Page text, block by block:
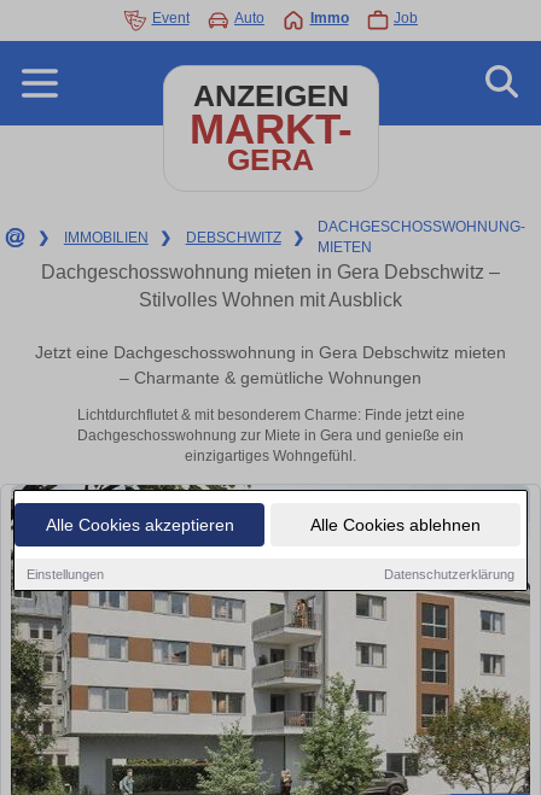
Alle Cookies akzeptieren Alle Cookies ablehnen
Einstellungen Datenschutzerklärung
Event Auto Immo Job
ANZEIGEN
MARKT-
GERA
❯ IMMOBILIEN ❯ DEBSCHWITZ ❯
DACHGESCHOSSWOHNUNG-
MIETEN
Dachgeschosswohnung mieten in Gera Debschwitz –
Stilvolles Wohnen mit Ausblick
Jetzt eine Dachgeschosswohnung in Gera Debschwitz mieten
– Charmante & gemütliche Wohnungen
Lichtdurchflutet & mit besonderem Charme: Finde jetzt eine
Dachgeschosswohnung zur Miete in Gera und genieße ein
einzigartiges Wohngefühl.